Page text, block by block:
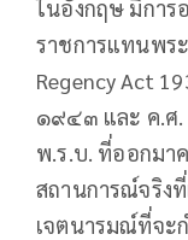
ในอังกฤษ มีการ
ราชการแทนพร
Regency Act
๑๙๔๓ และ ค.ศ
พ.ร.บ. ที่ออกมา
สถานการณ์จริง
เจตนารมณ์ที่จะ